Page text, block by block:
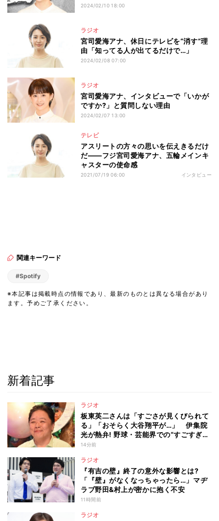
2024/02/10 18:00
ラジオ
宮司愛海アナ、休日にテレビを“消す”理
由「知ってる人が出てるだけで…」
2024/02/08 07:00
ラジオ
宮司愛海アナ、インタビューで「いかが
ですか?」と質問しない理由
2024/02/07 13:00
テレビ
アスリートの方々の思いを伝えきるだけ
だ――フジ宮司愛海アナ、五輪メインキ
ャスターの使命感
2021/07/19 06:00 インタビュー
関連キーワード
#Spotify
※本記事は掲載時点の情報であり、最新のものとは異なる場合があり
ます。予めご了承ください。
新着記事
ラジオ
板東英二さんは「すごさが見くびられて
る」「おそらく大谷翔平が…」 伊集院
光が熱弁! 野球・芸能界での“すごすぎ
る”功績
14分前
ラジオ
『有吉の壁』終了の意外な影響とは?
「『壁』がなくなっちゃったら…」マヂ
ラブ野田&村上が密かに抱く不安
11時間前
ラジオ